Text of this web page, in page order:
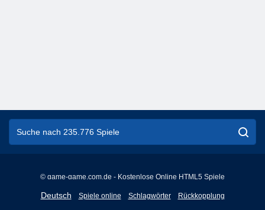
© game-game.com.de - Kostenlose Online HTML5 Spiele
Deutsch
English
Spiele online Schlagwörter Rückkopplung